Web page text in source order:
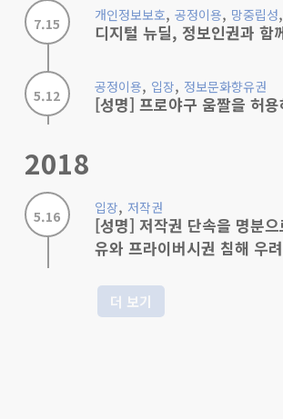
7.15 개인정보보호, 공정이용, 망중립성,
디지털 뉴딜, 정보인권과 함
5.12 공정이용, 입장, 정보문화향유권
[성명] 프로야구 움짤을 허용
2018
5.16 입장, 저작권
[성명] 저작권 단속을 명분
유와 프라이버시권 침해 우
더 보기